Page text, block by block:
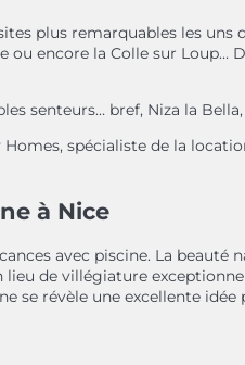
plus remarquables les uns
ou encore la Colle sur
senteurs… bref, Niza la
spécialiste de la
à Nice
avec piscine. La beauté
de villégiature
se révèle une excellente